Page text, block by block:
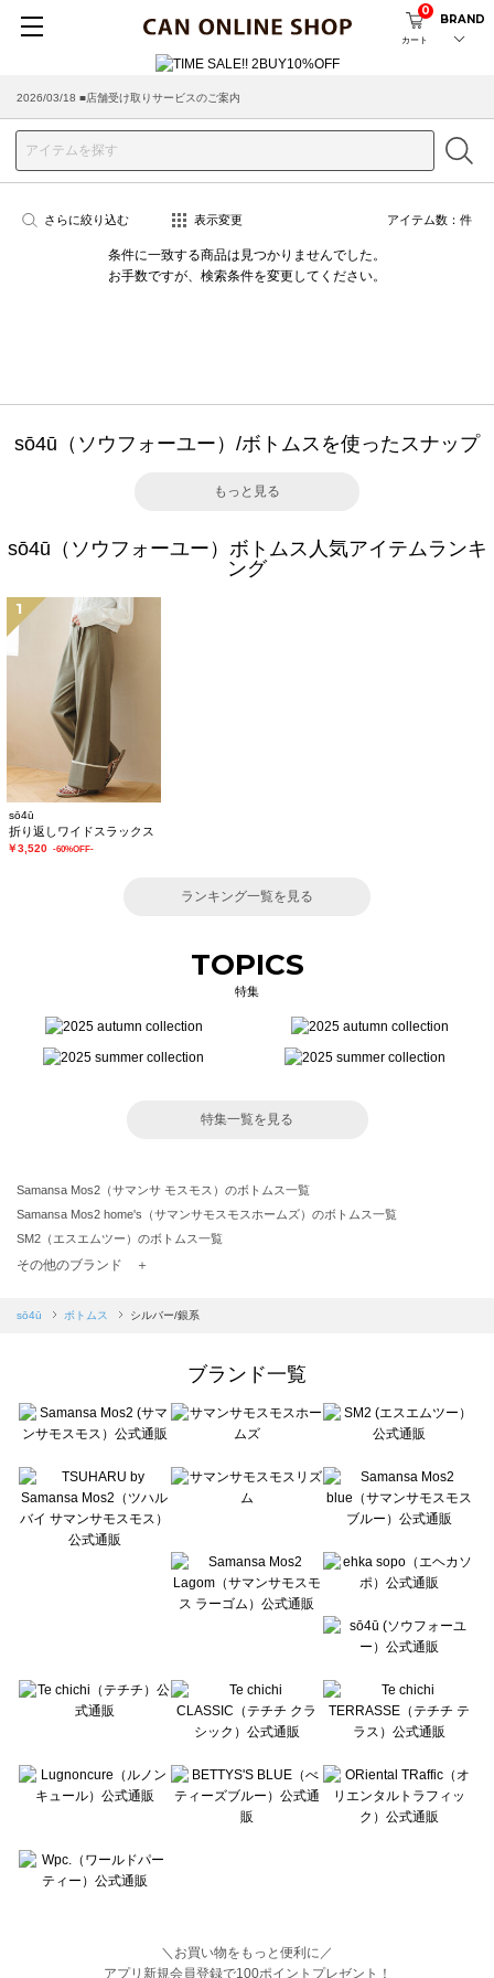
カート
0
BRAND
2026/03/18 ■店舗受け取りサービスのご案内
さらに絞り込む 表示変更 アイテム数： 件
条件に一致する商品は見つかりませんでした。
お手数ですが、検索条件を変更してください。
sō4ū（ソウフォーユー）/ボトムスを使ったスナップ
もっと見る
sō4ū（ソウフォーユー）ボトムス人気アイテムランキ
ング
1
sō4ū
折り返しワイドスラックス
￥3,520 -60%OFF-
ランキング一覧を見る
TOPICS
特集
特集一覧を見る
Samansa Mos2（サマンサ モスモス）のボトムス一覧
Samansa Mos2 home's（サマンサモスモスホームズ）のボトムス一覧
SM2（エスエムツー）のボトムス一覧
TSUHARU by Samansa Mos2（ツハルバイサマンサモスモス）のボトムス一覧
Samansa Mos2 blue（サマンサモスモス ブルー）のボトムス一覧
sō4ū（ソウフォーユー）のボトムス一覧
Te chichi（テチチ）のボトムス一覧
Te chichi CLASSIC（テチチ クラシック）のボトムス一覧
Lugnoncure（ルノンキュール）のボトムス一覧
BETTY'S BLUE（べティーズブルー）のボトムス一覧
Wpc.（ワールドパーティー）のボトムス一覧
その他のブランド ＋
sō4ū ボトムス シルバー/銀系
ブランド一覧
＼お買い物をもっと便利に／
アプリ新規会員登録で100ポイントプレゼント！